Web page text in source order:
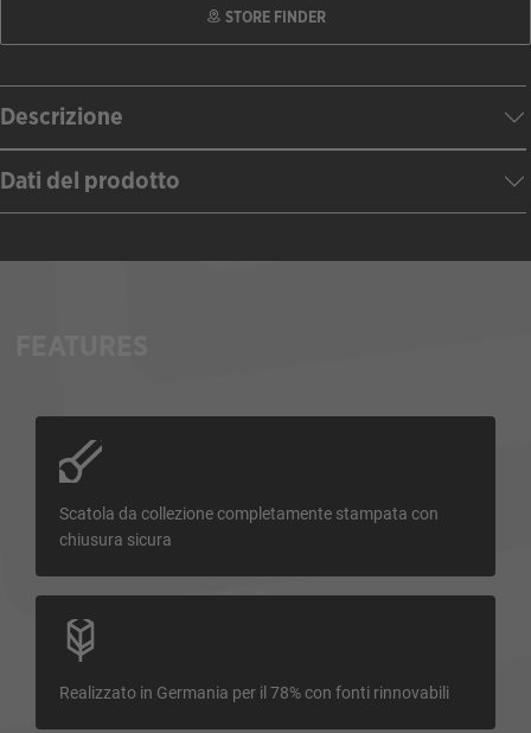
STORE FINDER
Descrizione
Dati del prodotto
Scatola da collezione completamente stampata con
chiusura sicura
Realizzato in Germania per il 78% con fonti rinnovabili